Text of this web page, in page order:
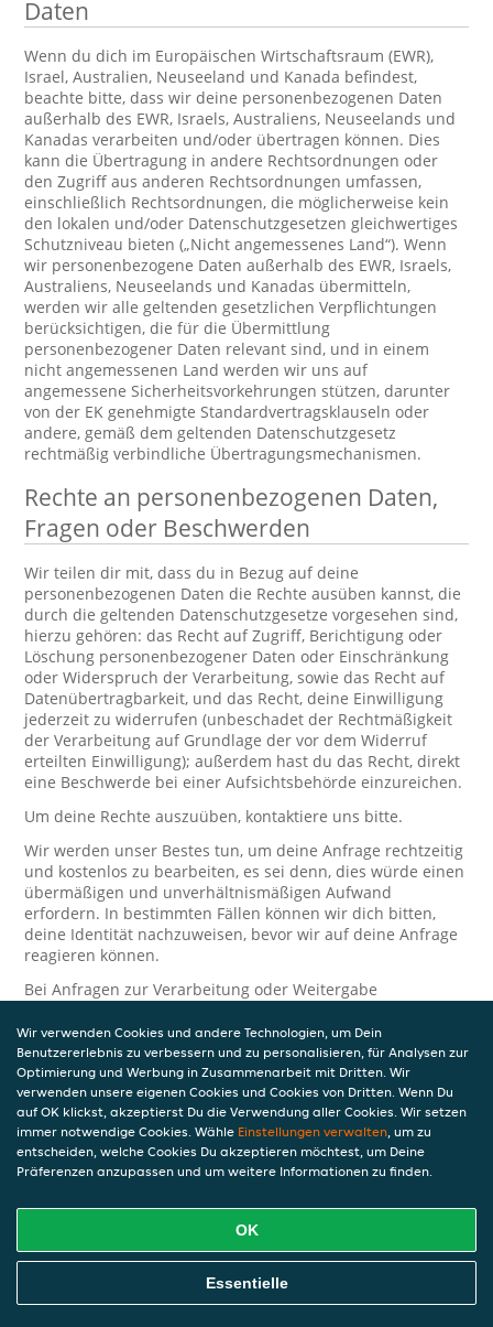
Daten
Wenn du dich im Europäischen Wirtschaftsraum (EWR),
Israel, Australien, Neuseeland und Kanada befindest,
beachte bitte, dass wir deine personenbezogenen Daten
außerhalb des EWR, Israels, Australiens, Neuseelands und
Kanadas verarbeiten und/oder übertragen können. Dies
kann die Übertragung in andere Rechtsordnungen oder
den Zugriff aus anderen Rechtsordnungen umfassen,
einschließlich Rechtsordnungen, die möglicherweise kein
den lokalen und/oder Datenschutzgesetzen gleichwertiges
Schutzniveau bieten („Nicht angemessenes Land“). Wenn
wir personenbezogene Daten außerhalb des EWR, Israels,
Australiens, Neuseelands und Kanadas übermitteln,
werden wir alle geltenden gesetzlichen Verpflichtungen
berücksichtigen, die für die Übermittlung
personenbezogener Daten relevant sind, und in einem
nicht angemessenen Land werden wir uns auf
angemessene Sicherheitsvorkehrungen stützen, darunter
von der EK genehmigte Standardvertragsklauseln oder
andere, gemäß dem geltenden Datenschutzgesetz
rechtmäßig verbindliche Übertragungsmechanismen.
Rechte an personenbezogenen Daten,
Fragen oder Beschwerden
Wir teilen dir mit, dass du in Bezug auf deine
personenbezogenen Daten die Rechte ausüben kannst, die
durch die geltenden Datenschutzgesetze vorgesehen sind,
hierzu gehören: das Recht auf Zugriff, Berichtigung oder
Löschung personenbezogener Daten oder Einschränkung
oder Widerspruch der Verarbeitung, sowie das Recht auf
Datenübertragbarkeit, und das Recht, deine Einwilligung
jederzeit zu widerrufen (unbeschadet der Rechtmäßigkeit
der Verarbeitung auf Grundlage der vor dem Widerruf
erteilten Einwilligung); außerdem hast du das Recht, direkt
eine Beschwerde bei einer Aufsichtsbehörde einzureichen.
Um deine Rechte auszuüben, kontaktiere uns bitte.
Wir werden unser Bestes tun, um deine Anfrage rechtzeitig
und kostenlos zu bearbeiten, es sei denn, dies würde einen
übermäßigen und unverhältnismäßigen Aufwand
erfordern. In bestimmten Fällen können wir dich bitten,
deine Identität nachzuweisen, bevor wir auf deine Anfrage
reagieren können.
Bei Anfragen zur Verarbeitung oder Weitergabe
und/oder JET Pay Card wende dich bitte an die Person, die
dir das JET Pay-Guthaben gewährt (das kann dein
Arbeitgeber, Geschäftspartner usw. sein). Dies ist
erforderlich, da JET und die Person, die dir das Guthaben
gewährt, eine separate Verantwortung für die Verarbeitung
und den Schutz deiner personenbezogenen Daten haben.
Solltest du weitere Fragen oder Beschwerden in Bezug auf
kontaktieren wir dich gerne. Wir würden uns auch über
Tipps oder Vorschläge zur Verbesserung unserer Erklärung
freuen.
Sicherheit
Wir verwenden Cookies und andere Technologien, um Dein
Benutzererlebnis zu verbessern und zu personalisieren, für Analysen zur
Optimierung und Werbung in Zusammenarbeit mit Dritten. Wir
verwenden unsere eigenen Cookies und Cookies von Dritten. Wenn Du
auf OK klickst, akzeptierst Du die Verwendung aller Cookies. Wir setzen
immer notwendige Cookies. Wähle Einstellungen verwalten, um zu
entscheiden, welche Cookies Du akzeptieren möchtest, um Deine
Präferenzen anzupassen und um weitere Informationen zu finden.
OK
Essentielle